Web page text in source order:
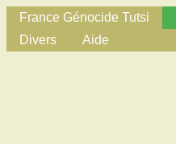
France Génocide Tutsi
Divers
Aide